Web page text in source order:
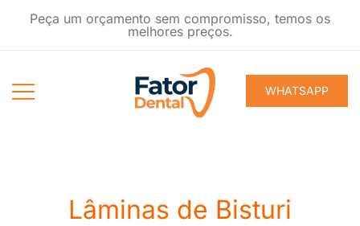
Peça um orçamento sem compromisso, temos os
melhores preços.
WHATSAPP
Lâminas de Bisturi